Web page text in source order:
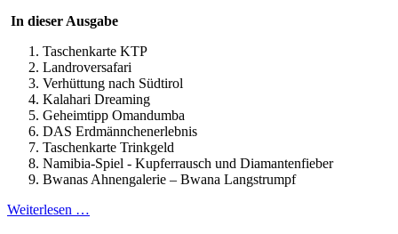
In dieser Ausgabe
Taschenkarte KTP
Landroversafari
Verhüttung nach Südtirol
Kalahari Dreaming
Geheimtipp Omandumba
DAS Erdmännchenerlebnis
Taschenkarte Trinkgeld
Namibia-Spiel - Kupferrausch und Diamantenfieber
Bwanas Ahnengalerie – Bwana Langstrumpf
Weiterlesen …